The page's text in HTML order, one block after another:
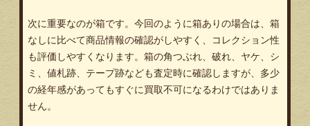
次に重要なのが箱です。今回のように箱ありの場合は、箱
なしに比べて商品情報の確認がしやすく、コレクション性
も評価しやすくなります。箱の角つぶれ、破れ、ヤケ、シ
ミ、値札跡、テープ跡なども査定時に確認しますが、多少
の経年感があってもすぐに買取不可になるわけではありま
せん。